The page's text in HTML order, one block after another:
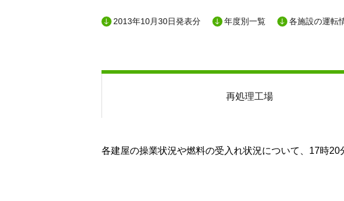
2013年10月30日発表分 年度別一覧 各施設の運転
再処理工場
各建屋の操業状況や燃料の受入れ状況について、17時